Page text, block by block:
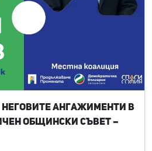
ангажименти в
общински съвет –